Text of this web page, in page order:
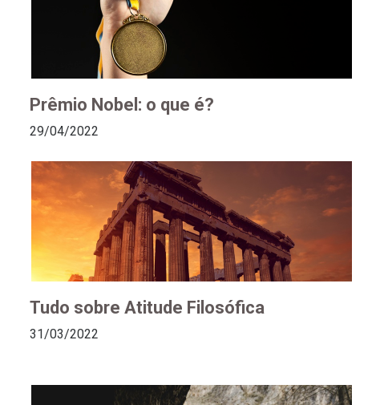
Prêmio Nobel: o que é?
29/04/2022
Tudo sobre Atitude Filosófica
31/03/2022